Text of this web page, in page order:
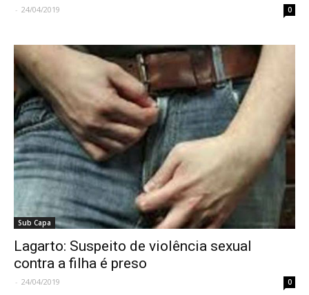
- 24/04/2019 0
Sub Capa
Lagarto: Suspeito de violência sexual
contra a filha é preso
- 24/04/2019 0